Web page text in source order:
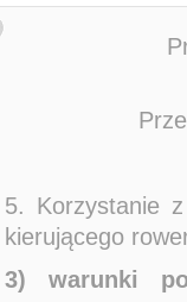
5. Korzystanie
kierującego
3) warunki